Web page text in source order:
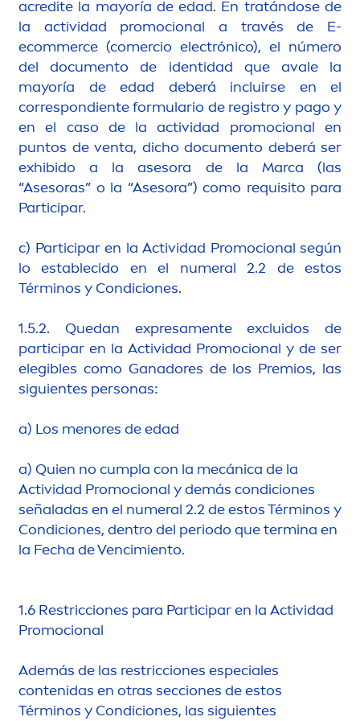
acredite la mayoría de edad. En tratándose de
la actividad promocional a través de E-
ecommerce (comercio electrónico), el número
del documento de identidad que avale la
mayoría de edad deberá incluirse en el
correspondiente formulario de registro y pago y
en el caso de la actividad promocional en
puntos de venta, dicho documento deberá ser
exhibido a la asesora de la Marca (las
“Asesoras” o la “Asesora”) como requisito para
Participar.
c) Participar en la Actividad Promocional según
lo establecido en el numeral 2.2 de estos
Términos y Condiciones.
1.5.2. Quedan expresamente excluidos de
participar en la Actividad Promocional y de ser
elegibles como Ganadores de los Premios, las
siguientes personas:
a) Los menores de edad
a) Quien no cumpla con la mecánica de la
Actividad Promocional y demás condiciones
señaladas en el numeral 2.2 de estos Términos y
Condiciones, dentro del periodo que termina en
la Fecha de Vencimiento.
1.6 Restricciones para Participar en la Actividad
Promocional
Además de las restricciones especiales
contenidas en otras secciones de estos
Términos y Condiciones, las siguientes